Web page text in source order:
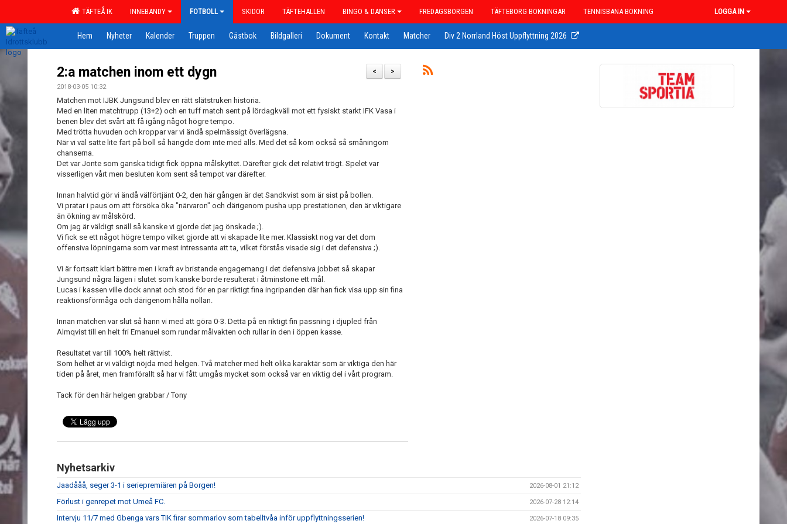
TÄFTEÅ IK INNEBANDY FOTBOLL SKIDOR TÄFTEHALLEN BINGO & DANSER FREDAGSBORGEN TÄFTEBORG BOKNINGAR TENNISBANA BOKNING LOGGA IN
Hem Nyheter Kalender Truppen Gästbok Bildgalleri Dokument Kontakt Matcher Div 2 Norrland Höst Uppflyttning 2026
>
<
2:a matchen inom ett dygn
2018-03-05 10:32
Matchen mot IJBK Jungsund blev en rätt slätstruken historia.
Med en liten matchtrupp (13+2) och en tuff match sent på lördagkväll mot ett fysiskt starkt IFK Vasa i
benen blev det svårt att få igång något högre tempo.
Med trötta huvuden och kroppar var vi ändå spelmässigt överlägsna.
När vi väl satte lite fart på boll så hängde dom inte med alls. Med det så kom också så småningom
chanserna.
Det var Jonte som ganska tidigt fick öppna målskyttet. Därefter gick det relativt trögt. Spelet var
visserligen vårt men besluten kom sent så tempot var därefter.
Innan halvtid gör vi ändå välförtjänt 0-2, den här gången är det Sandkvist som är sist på bollen.
Vi pratar i paus om att försöka öka "närvaron" och därigenom pusha upp prestationen, den är viktigare
än ökning av målskörd.
Om jag är väldigt snäll så kanske vi gjorde det jag önskade ;).
Vi fick se ett något högre tempo vilket gjorde att vi skapade lite mer. Klassiskt nog var det dom
offensiva löpningarna som var mest intressanta att ta, vilket förstås visade sig i det defensiva ;).
Vi är fortsatt klart bättre men i kraft av bristande engagemang i det defensiva jobbet så skapar
Jungsund några lägen i slutet som kanske borde resulterat i åtminstone ett mål.
Lucas i kassen ville dock annat och stod för en par riktigt fina ingripanden där han fick visa upp sin fina
reaktionsförmåga och därigenom hålla nollan.
Innan matchen var slut så hann vi med att göra 0-3. Detta på en riktigt fin passning i djupled från
Almqvist till en helt fri Emanuel som rundar målvakten och rullar in den i öppen kasse.
Resultatet var till 100% helt rättvist.
Som helhet är vi väldigt nöjda med helgen. Två matcher med helt olika karaktär som är viktiga den här
tiden på året, men framförallt så har vi fått umgås mycket som också var en viktig del i vårt program.
Tack för den här helgen grabbar / Tony
Nyhetsarkiv
Jaadååå, seger 3-1 i seriepremiären på Borgen! 2026-08-01 21:12
Förlust i genrepet mot Umeå FC. 2026-07-28 12:14
Intervju 11/7 med Gbenga vars TIK firar sommarlov som tabelltvåa inför uppflyttningsserien! 2026-07-18 09:35